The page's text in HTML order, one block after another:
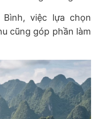
việc lựa chọn
cũng góp phần làm